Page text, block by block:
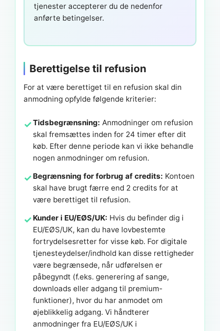
tjenester accepterer du de nedenfor
anførte betingelser.
Berettigelse til refusion
For at være berettiget til en refusion skal din
anmodning opfylde følgende kriterier:
Tidsbegrænsning: Anmodninger om refusion
skal fremsættes inden for 24 timer efter dit
køb. Efter denne periode kan vi ikke behandle
nogen anmodninger om refusion.
Begrænsning for forbrug af credits: Kontoen
skal have brugt færre end 2 credits for at
være berettiget til refusion.
Kunder i EU/EØS/UK: Hvis du befinder dig i
EU/EØS/UK, kan du have lovbestemte
fortrydelsesretter for visse køb. For digitale
tjenesteydelser/indhold kan disse rettigheder
være begrænsede, når udførelsen er
påbegyndt (f.eks. generering af sange,
downloads eller adgang til premium-
funktioner), hvor du har anmodet om
øjeblikkelig adgang. Vi håndterer
anmodninger fra EU/EØS/UK i